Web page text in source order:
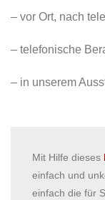
– vor Ort, nach
– telefonische
– in unserem
Mit Hilfe dieses
einfach und
einfach die für